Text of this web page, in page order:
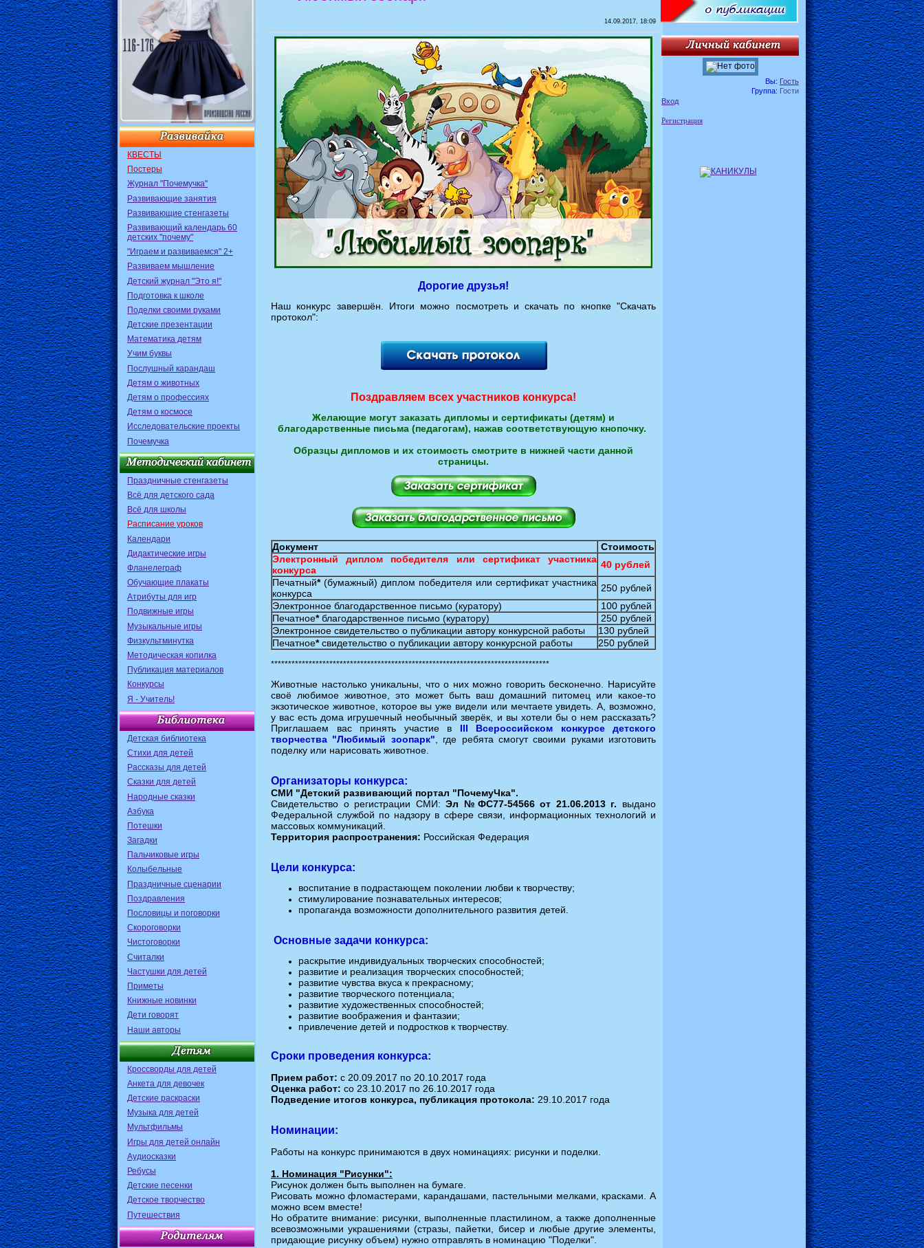
КВЕСТЫ
Постеры
Журнал "Почемучка"
Развивающие занятия
Развивающие стенгазеты
Развивающий календарь 60
детских "почему"
"Играем и развиваемся" 2+
Развиваем мышление
Детский журнал "Это я!"
Подготовка к школе
Поделки своими руками
Детские презентации
Математика детям
Учим буквы
Послушный карандаш
Детям о животных
Детям о профессиях
Детям о космосе
Исследовательские проекты
Почемучка
Праздничные стенгазеты
Всё для детского сада
Всё для школы
Расписание уроков
Календари
Дидактические игры
Фланелеграф
Обучающие плакаты
Атрибуты для игр
Подвижные игры
Музыкальные игры
Физкультминутка
Методическая копилка
Публикация материалов
Конкурсы
Я - Учитель!
Детская библиотека
Стихи для детей
Рассказы для детей
Сказки для детей
Народные сказки
Азбука
Потешки
Загадки
Пальчиковые игры
Колыбельные
Праздничные сценарии
Поздравления
Пословицы и поговорки
Скороговорки
Чистоговорки
Считалки
Частушки для детей
Приметы
Книжные новинки
Дети говорят
Наши авторы
Кроссворды для детей
Анкета для девочек
Детские раскраски
Музыка для детей
Мультфильмы
Игры для детей онлайн
Аудиосказки
Ребусы
Детские песенки
Детское творчество
Путешествия
14.09.2017, 18:09
Дорогие друзья!
Наш конкурс завершён. Итоги можно посмотреть и скачать по кнопке "Скачать
протокол":
Поздравляем всех участников конкурса!
Желающие могут заказать дипломы и сертификаты (детям) и
благодарственные письма (педагогам), нажав соответствующую кнопочку.
Образцы дипломов и их стоимость смотрите в нижней части данной
страницы.
Документ
Стоимость
Электронный диплом победителя или сертификат участника
конкурса
40 рублей
Печатный*(бумажный) диплом победителя или сертификат участника
конкурса
250 рублей
Электронное благодарственное письмо (куратору)
100 рублей
Печатное*благодарственное письмо (куратору)
250 рублей
Электронное свидетельство о публикации автору конкурсной работы
130 рублей
Печатное*свидетельство о публикации автору конкурсной работы 250 рублей
*********************************************************************************
Животные настолько уникальны, что о них можно говорить бесконечно. Нарисуйте
своё любимое животное, это может быть ваш домашний питомец или какое-то
экзотическое животное, которое вы уже видели или мечтаете увидеть. А, возможно,
у вас есть дома игрушечный необычный зверёк, и вы хотели бы о нем рассказать?
Приглашаем вас принять участие в III Всероссийском конкурсе детского
творчества "Любимый зоопарк", где ребята смогут своими руками изготовить
поделку или нарисовать животное.
Организаторы конкурса:
СМИ "Детский развивающий портал "ПочемуЧка".
Свидетельство о регистрации СМИ:Эл №ФС77-54566 от 21.06.2013 г. выдано
Федеральной службой по надзору в сфере связи, информационных технологий и
массовых коммуникаций.
Территория распространения: Российская Федерация
Цели конкурса:
воспитание в подрастающем поколении любви к творчеству;
стимулирование познавательных интересов;
пропаганда возможности дополнительного развития детей.
Основные задачи конкурса:
раскрытие индивидуальных творческих способностей;
развитие и реализация творческих способностей;
развитие чувства вкуса к прекрасному;
развитие творческого потенциала;
развитие художественных способностей;
развитие воображения и фантазии;
привлечение детей и подростков к творчеству.
Сроки проведения конкурса:
Прием работ: с 20.09.2017 по 20.10.2017 года
Оценка работ: со 23.10.2017 по 26.10.2017 года
Подведение итогов конкурса, публикация протокола: 29.10.2017 года
Номинации:
Работы на конкурс принимаются в двух номинациях: рисунки и поделки.
1. Номинация "Рисунки":
Рисунок должен быть выполнен на бумаге.
Рисовать можно фломастерами, карандашами, пастельными мелками, красками. А
можно всем вместе!
Но обратите внимание: рисунки, выполненные пластилином, а также дополненные
всевозможными украшениями (стразы, пайетки, бисер и любые другие элементы,
придающие рисунку объем) нужно отправлять в номинацию "Поделки".
Вы: Гость
Группа: Гости
Вход
Регистрация